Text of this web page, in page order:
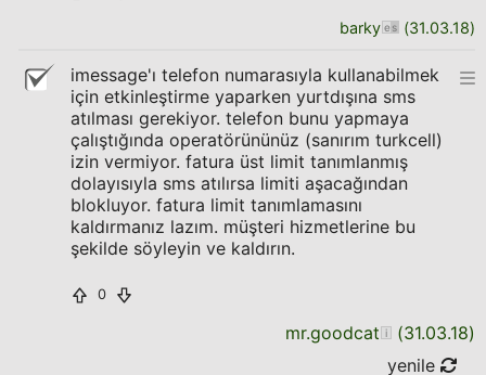
barky (31.03.18)
imessage'ı telefon numarasıyla kullanabilmek
için etkinleştirme yaparken yurtdışına sms
atılması gerekiyor. telefon bunu yapmaya
çalıştığında operatörününüz (sanırım turkcell)
izin vermiyor. fatura üst limit tanımlanmış
dolayısıyla sms atılırsa limiti aşacağından
blokluyor. fatura limit tanımlamasını
kaldırmanız lazım. müşteri hizmetlerine bu
şekilde söyleyin ve kaldırın.
0
mr.goodcat (31.03.18)
yenile